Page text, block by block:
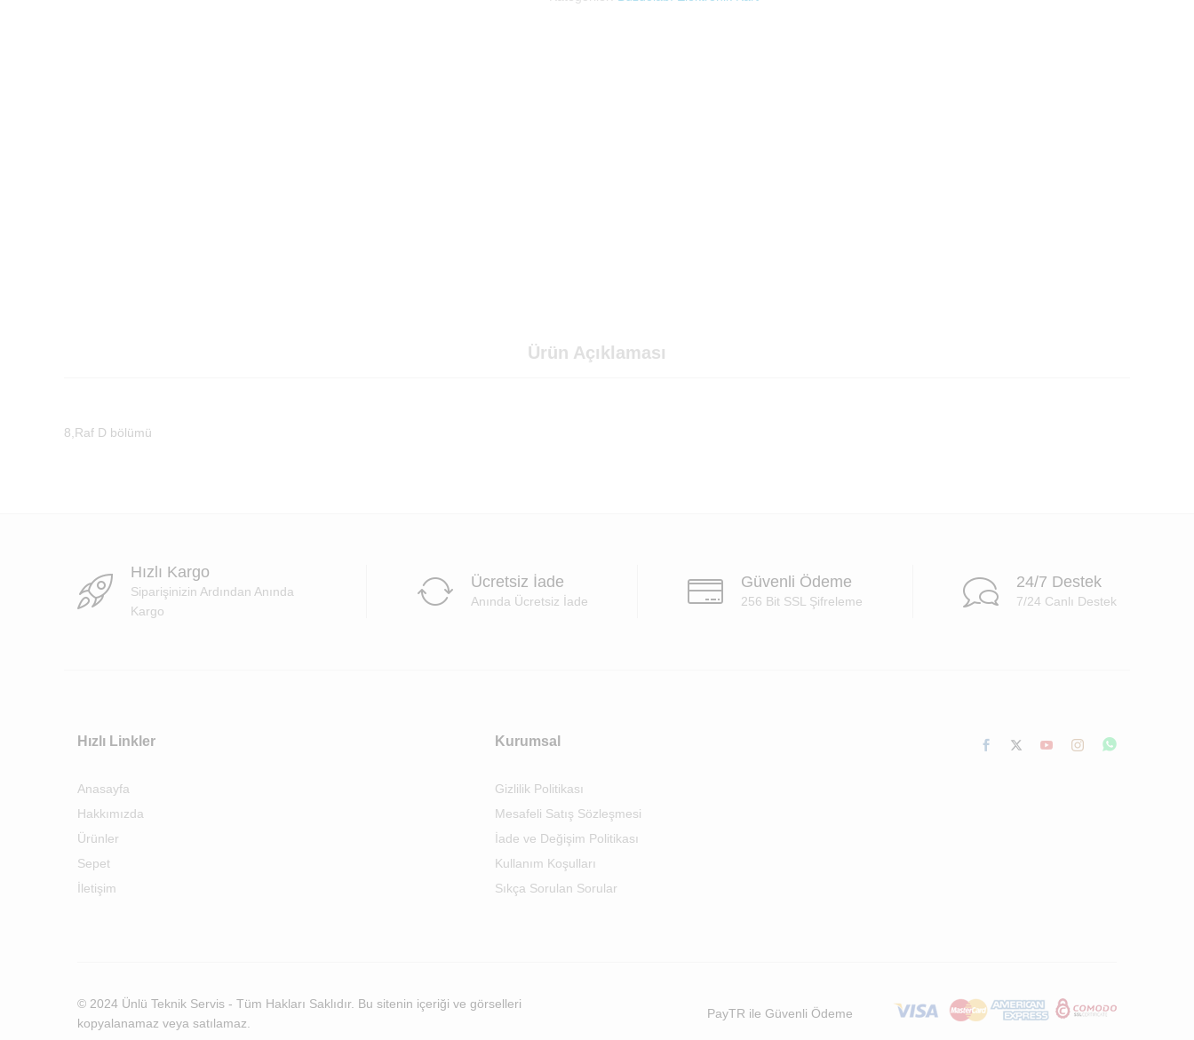
Ürün Açıklaması
8,Raf D bölümü
Hızlı Kargo
Siparişinizin Ardından Anında
Kargo
Ücretsiz İade
Anında Ücretsiz İade
Güvenli Ödeme
256 Bit SSL Şifreleme
24/7 Destek
7/24 Canlı Destek
Hızlı Linkler
Anasayfa
Hakkımızda
Ürünler
Sepet
İletişim
Kurumsal
Gizlilik Politikası
Mesafeli Satış Sözleşmesi
İade ve Değişim Politikası
Kullanım Koşulları
Sıkça Sorulan Sorular
© 2024 Ünlü Teknik Servis - Tüm Hakları Saklıdır. Bu sitenin içeriği ve görselleri
kopyalanamaz veya satılamaz.
PayTR ile Güvenli Ödeme